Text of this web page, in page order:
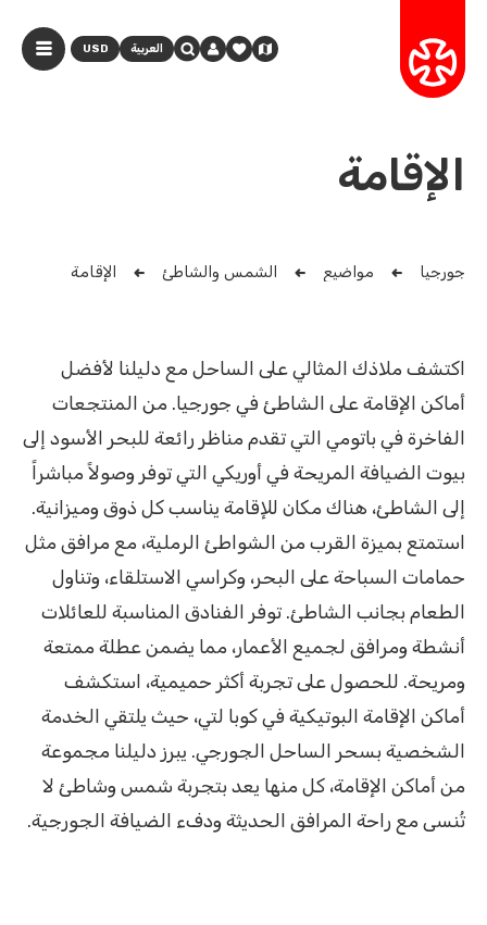
العربية USD
الإقامة
جورجيا مواضيع الشمس والشاطئ الإقامة
اكتشف ملاذك المثالي على الساحل مع دليلنا لأفضل
أماكن الإقامة على الشاطئ في جورجيا. من المنتجعات
الفاخرة في باتومي التي تقدم مناظر رائعة للبحر الأسود إلى
بيوت الضيافة المريحة في أوريكي التي توفر وصولاً مباشراً
إلى الشاطئ، هناك مكان للإقامة يناسب كل ذوق وميزانية.
استمتع بميزة القرب من الشواطئ الرملية، مع مرافق مثل
حمامات السباحة على البحر، وكراسي الاستلقاء، وتناول
الطعام بجانب الشاطئ. توفر الفنادق المناسبة للعائلات
أنشطة ومرافق لجميع الأعمار، مما يضمن عطلة ممتعة
ومريحة. للحصول على تجربة أكثر حميمية، استكشف
أماكن الإقامة البوتيكية في كوبا لتي، حيث يلتقي الخدمة
الشخصية بسحر الساحل الجورجي. يبرز دليلنا مجموعة
من أماكن الإقامة، كل منها يعد بتجربة شمس وشاطئ لا
تُنسى مع راحة المرافق الحديثة ودفء الضيافة الجورجية.